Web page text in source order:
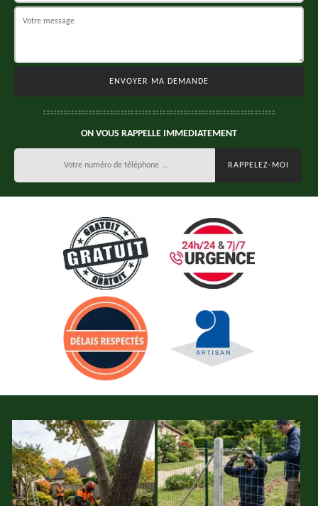
ON VOUS RAPPELLE IMMEDIATEMENT